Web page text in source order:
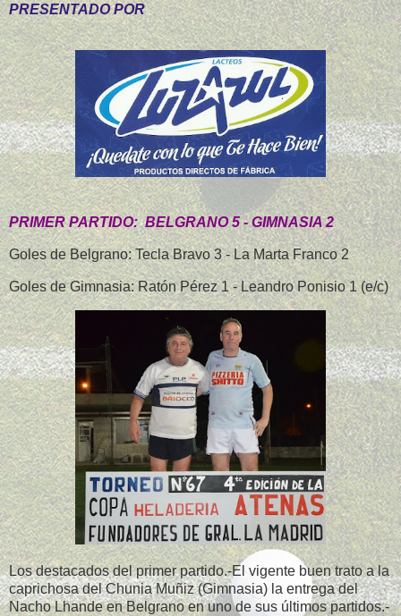
PRESENTADO POR
PRIMER PARTIDO: BELGRANO 5 - GIMNASIA 2
Goles de Belgrano: Tecla Bravo 3 - La Marta Franco 2
Goles de Gimnasia: Ratón Pérez 1 - Leandro Ponisio 1 (e/c)
Los destacados del primer partido.-El vigente buen trato a la
caprichosa del Chunia Muñiz (Gimnasia) la entrega del
Nacho Lhande en Belgrano en uno de sus últimos partidos.-